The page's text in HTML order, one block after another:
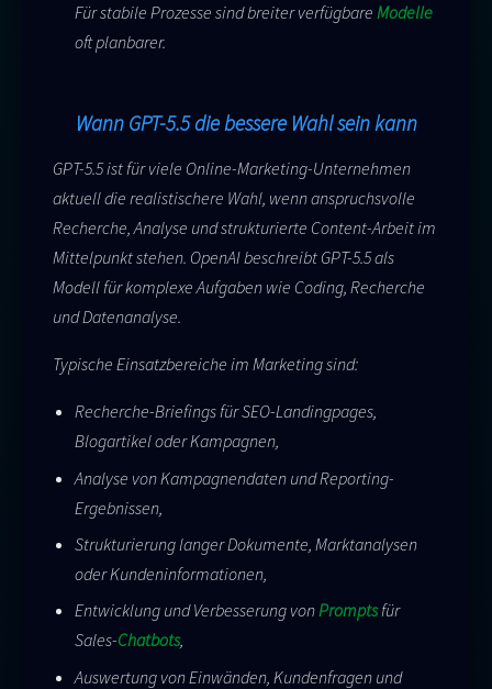
Für stabile Prozesse sind breiter verfügbare Modelle
oft planbarer.
Wann GPT-5.5 die bessere Wahl sein kann
GPT-5.5 ist für viele Online-Marketing-Unternehmen
aktuell die realistischere Wahl, wenn anspruchsvolle
Recherche, Analyse und strukturierte Content-Arbeit im
Mittelpunkt stehen. OpenAI beschreibt GPT-5.5 als
Modell für komplexe Aufgaben wie Coding, Recherche
und Datenanalyse.
Typische Einsatzbereiche im Marketing sind:
Recherche-Briefings für SEO-Landingpages,
Blogartikel oder Kampagnen,
Analyse von Kampagnendaten und Reporting-
Ergebnissen,
Strukturierung langer Dokumente, Marktanalysen
oder Kundeninformationen,
Entwicklung und Verbesserung vonPromptsfür
Sales-Chatbots,
Auswertung von Einwänden, Kundenfragen und